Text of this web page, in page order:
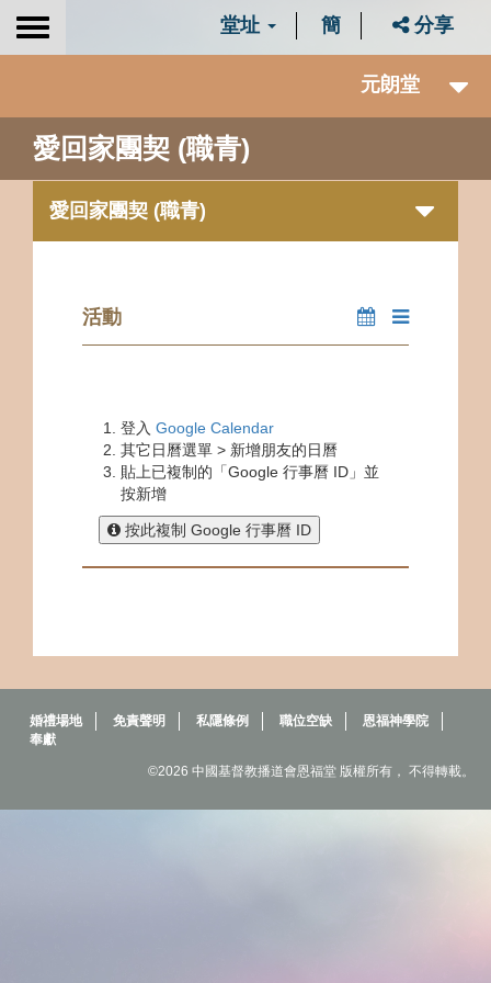
Toggle
堂址 簡 分享
元朗堂
愛回家團契 (職青)
愛回家團契 (職青)
活動
登入 Google Calendar
其它日曆選單 > 新增朋友的日曆
貼上已複制的「Google 行事曆 ID」並
按新增
按此複制 Google 行事曆 ID
婚禮場地 免責聲明 私隱條例 職位空缺
恩福神學院
奉獻
©2026 中國基督教播道會恩福堂 版權所有， 不得轉載。